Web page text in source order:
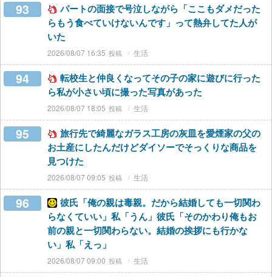
93
パートの面接で号泣しながら「ここもダメだった
らもう食べていけないんです」って熱弁してた人が
いた
2026/08/07 16:35 生活
94
転校生と仲良くなってその子の家に遊びに行った
ら私が小さい頃に撮った写真があった
2026/08/07 18:05 生活
95
旅行先で綺麗なガラス工房の灰皿を愛煙家の父の
お土産にしたんだけどダイソーでそっくりな商品を
見つけた
2026/08/07 09:05 生活
96
彼氏「俺の親は毒親。だから結婚しても一切関わ
らなくていい」私「うん」彼氏「そのかわり俺もお
前の親と一切関わらない。結婚の挨拶にも行かな
い」私「えっ」
2026/08/07 09:00 生活